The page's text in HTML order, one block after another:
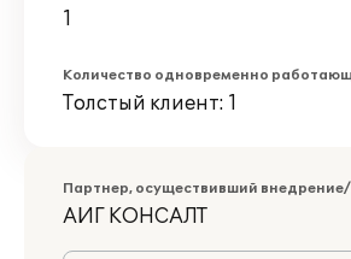
1
Количество одновременно
Толстый клиент: 1
Партнер, осуществивший
АИГ КОНСАЛТ